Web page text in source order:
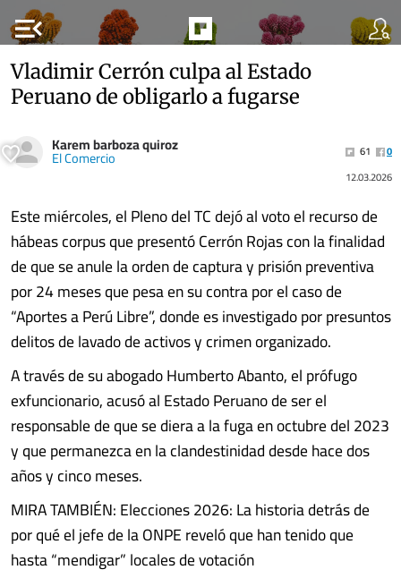
menu_open
Vladimir Cerrón culpa al Estado
Peruano de obligarlo a fugarse
Karem barboza quiroz
El Comercio 61
0
12.03.2026
Este miércoles, el Pleno del TC dejó al voto el recurso de
hábeas corpus que presentó Cerrón Rojas con la finalidad
de que se anule la orden de captura y prisión preventiva
por 24 meses que pesa en su contra por el caso de
“Aportes a Perú Libre”, donde es investigado por presuntos
delitos de lavado de activos y crimen organizado.
A través de su abogado Humberto Abanto, el prófugo
exfuncionario, acusó al Estado Peruano de ser el
responsable de que se diera a la fuga en octubre del 2023
y que permanezca en la clandestinidad desde hace dos
años y cinco meses.
MIRA TAMBIÉN: Elecciones 2026: La historia detrás de
por qué el jefe de la ONPE reveló que han tenido que
hasta “mendigar” locales de votación